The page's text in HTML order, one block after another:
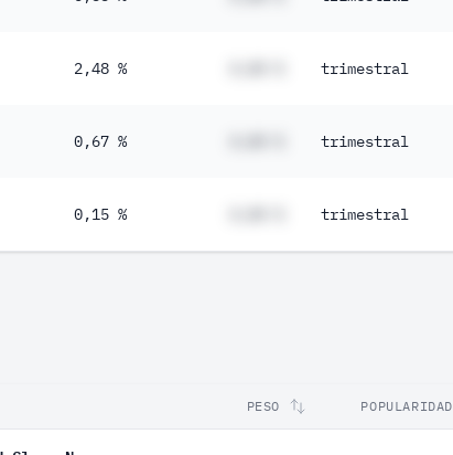
2,48 % trimestral
0,67 % trimestral
0,15 % trimestral
PESO POPULARIDAD